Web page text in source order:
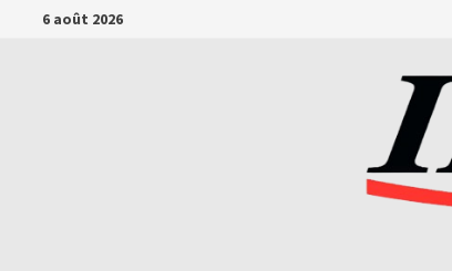
Passer6 août 2026